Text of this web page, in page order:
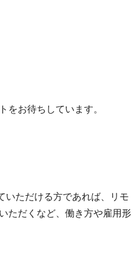
お待ちしています。
いただける方であれば、リモ
ただくなど、働き方や雇用形